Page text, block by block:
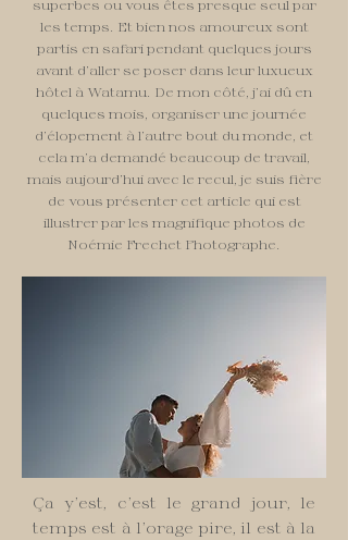
superbes ou vous êtes presque seul par
les temps. Et bien nos amoureux sont
partis en safari pendant quelques jours
avant d’aller se poser dans leur luxueux
hôtel à Watamu. De mon côté, j’ai dû en
quelques mois, organiser une journée
d’élopement à l’autre bout du monde, et
cela m’a demandé beaucoup de travail,
mais aujourd’hui avec le recul, je suis fière
de vous présenter cet article qui est
illustrer par les magnifique photos de
Noémie Frechet Photographe.
Ça y’est, c’est le grand jour, le
temps est à l’orage pire, il est à la